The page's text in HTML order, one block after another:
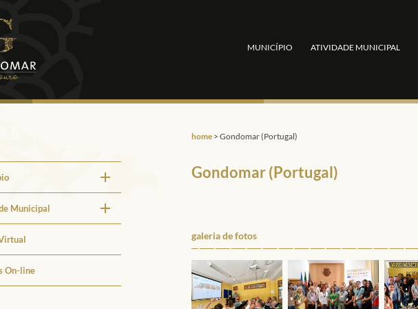
MUNICÍPIO ATIVIDADE MUNICIPAL
Municipal
On-line
home> Gondomar (Portugal)
Gondomar (Portugal)
galeria de fotos